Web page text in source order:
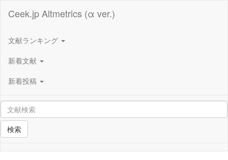
Ceek.jp Altmetrics (α ver.)
文献ランキング
新着文献
新着投稿
検索